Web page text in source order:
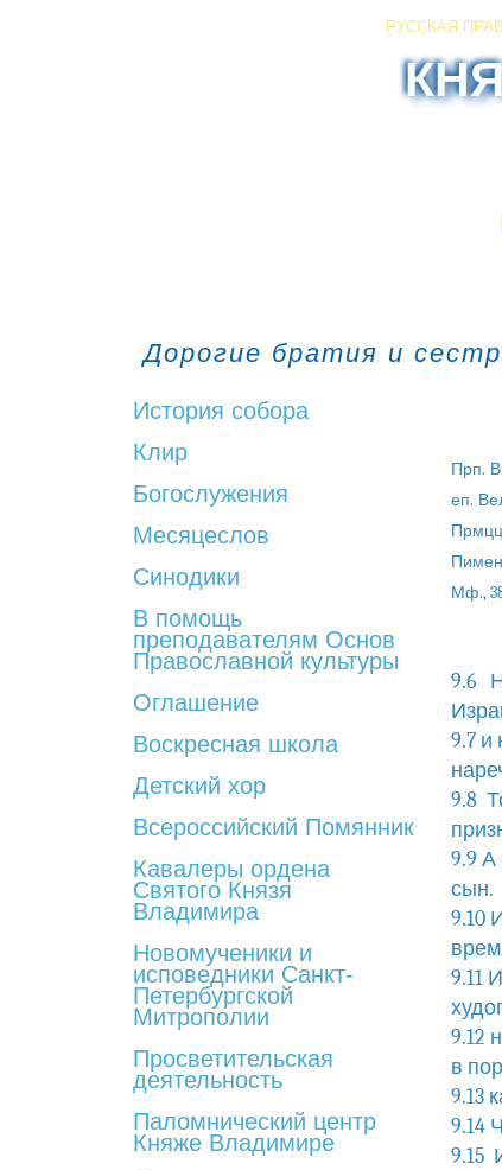
РУССКАЯ
Дорогие братия и
История собора
Клир
Богослужения
Месяцеслов
Синодики
В помощь
преподавателям Основ
Православной культуры
Оглашение
Воскресная школа
Детский хор
Всероссийский Помянник
Кавалеры ордена
Святого Князя
Владимира
Новомученики и
исповедники Санкт-
Петербургской
Митрополии
Просветительская
деятельность
Паломнический центр
Княже Владимире
Прп.
еп.
Мф., 38
9.6
9.7 и
9.8
9.9
сын.
9.10
9.11
9.12
в
9.13
9.14
9.15